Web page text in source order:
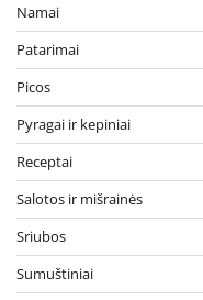
Namai
Patarimai
Picos
Pyragai ir kepiniai
Receptai
Salotos ir mišrainės
Sriubos
Sumuštiniai